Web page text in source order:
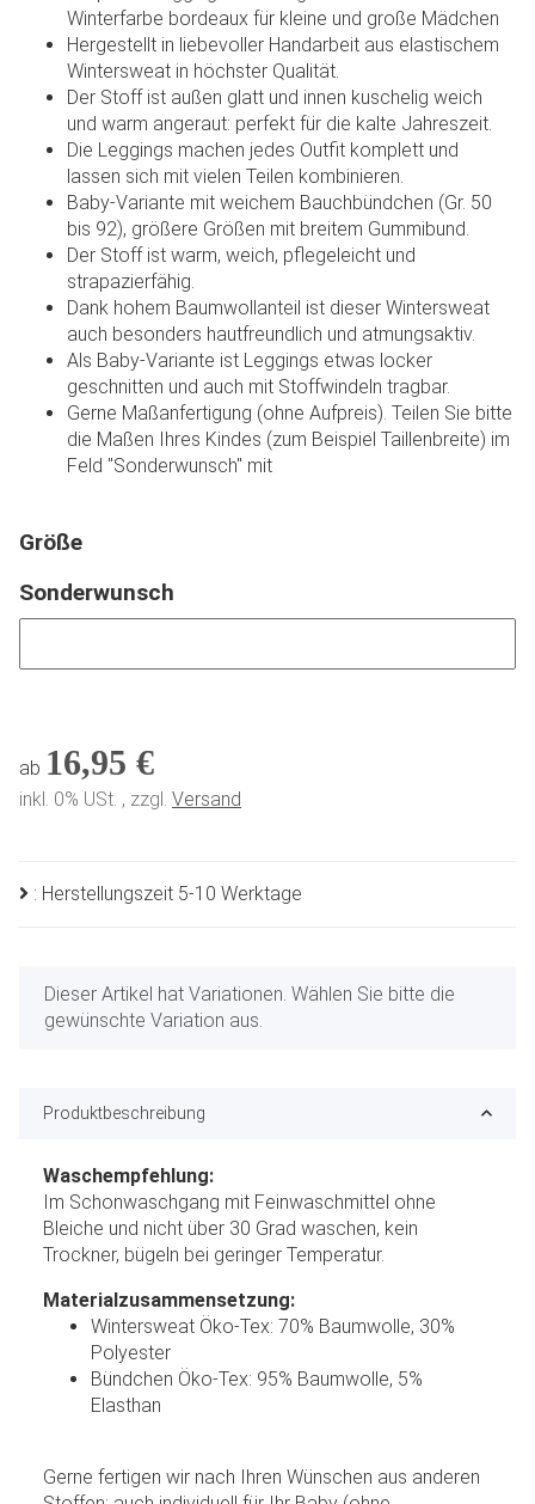
Winterfarbe bordeaux für kleine und große Mädchen
Hergestellt in liebevoller Handarbeit aus elastischem
Wintersweat in höchster Qualität.
Der Stoff ist außen glatt und innen kuschelig weich
und warm angeraut: perfekt für die kalte Jahreszeit.
Die Leggings machen jedes Outfit komplett und
lassen sich mit vielen Teilen kombinieren.
Baby-Variante mit weichem Bauchbündchen (Gr. 50
bis 92), größere Größen mit breitem Gummibund.
Der Stoff ist warm, weich, pflegeleicht und
strapazierfähig.
Dank hohem Baumwollanteil ist dieser Wintersweat
auch besonders hautfreundlich und atmungsaktiv.
Als Baby-Variante ist Leggings etwas locker
geschnitten und auch mit Stoffwindeln tragbar.
Gerne Maßanfertigung (ohne Aufpreis). Teilen Sie bitte
die Maßen Ihres Kindes (zum Beispiel Taillenbreite) im
Feld "Sonderwunsch" mit
Größe
Sonderwunsch
ab 16,95 €
inkl. 0% USt. , zzgl. Versand
: Herstellungszeit 5-10 Werktage
x
Dieser Artikel hat Variationen. Wählen Sie bitte die
gewünschte Variation aus.
Produktbeschreibung
Waschempfehlung:
Im Schonwaschgang mit Feinwaschmittel ohne
Bleiche und nicht über 30 Grad waschen, kein
Trockner, bügeln bei geringer Temperatur.
Materialzusammensetzung:
Wintersweat Öko-Tex: 70% Baumwolle, 30%
Polyester
Bündchen Öko-Tex: 95% Baumwolle, 5%
Elasthan
Gerne fertigen wir nach Ihren Wünschen aus anderen